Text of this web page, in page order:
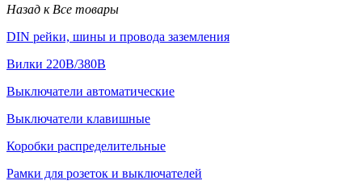
Назад к Все товары
DIN рейки, шины и провода заземления
Вилки 220В/380В
Выключатели автоматические
Выключатели клавишные
Коробки распределительные
Рамки для розеток и выключателей